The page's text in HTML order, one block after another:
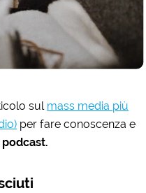
sul mass media più
per fare conoscenza e